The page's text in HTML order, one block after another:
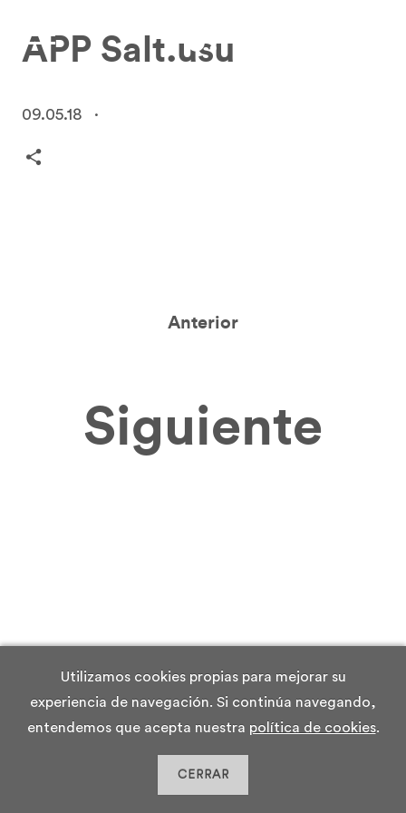
Utilizamos cookies propias para mejorar su
experiencia de navegación. Si continúa navegando,
entendemos que acepta nuestra política de cookies.
CERRAR
APP Salt.usu
09.05.18 ·
Anterior
Siguiente